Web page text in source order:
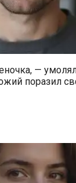
—
поразил